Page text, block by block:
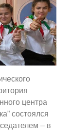
центра
состоялся
– в